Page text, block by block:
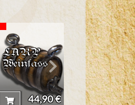
LARP
Weinfass
44,90 €
LARP
Speer
"Leonidas"
160 cm
110,00 €